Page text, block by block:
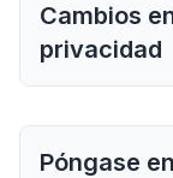
Cambios
privacidad
Póngase